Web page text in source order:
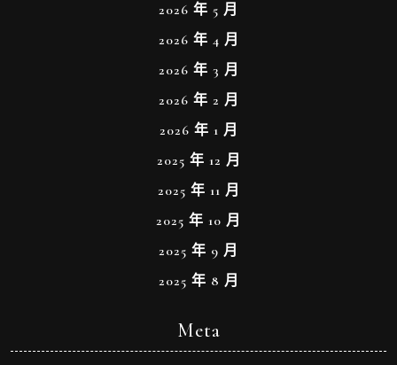
2026 年 5 月
2026 年 4 月
2026 年 3 月
2026 年 2 月
2026 年 1 月
2025 年 12 月
2025 年 11 月
2025 年 10 月
2025 年 9 月
2025 年 8 月
Meta